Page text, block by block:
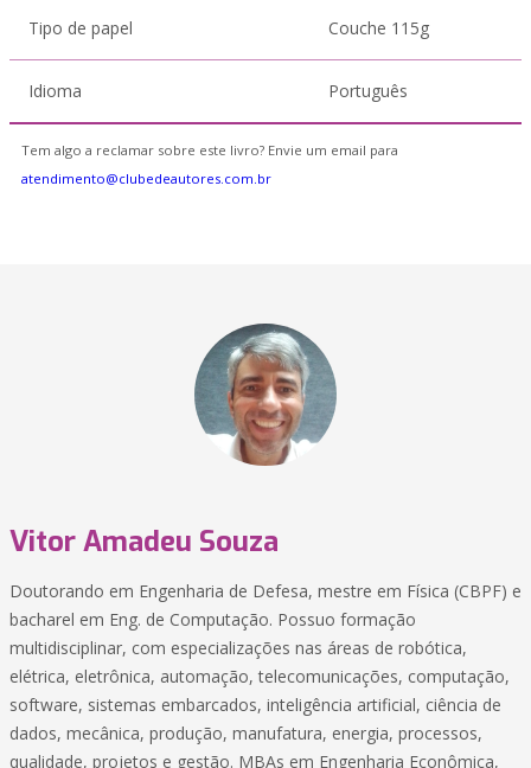
Tipo de papel Couche 115g
Idioma Português
Tem algo a reclamar sobre este livro? Envie um email para
atendimento@clubedeautores.com.br
Vitor Amadeu Souza
Doutorando em Engenharia de Defesa, mestre em Física (CBPF) e
bacharel em Eng. de Computação. Possuo formação
multidisciplinar, com especializações nas áreas de robótica,
elétrica, eletrônica, automação, telecomunicações, computação,
software, sistemas embarcados, inteligência artificial, ciência de
dados, mecânica, produção, manufatura, energia, processos,
qualidade, projetos e gestão. MBAs em Engenharia Econômica,